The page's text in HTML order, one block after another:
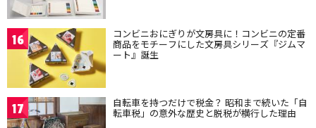
16 コンビニおにぎりが文房具に！コンビニの定番
商品をモチーフにした文房具シリーズ『ジムマ
ート』誕生
17 自転車を持つだけで税金？ 昭和まで続いた「自
転車税」の意外な歴史と脱税が横行した理由